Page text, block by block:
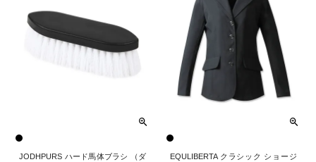
JODHPURS ハード馬体ブラシ （ダ
EQULIBERTA クラシック ショージ